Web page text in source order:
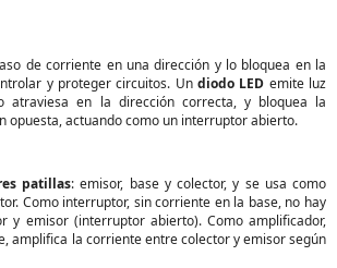
de corriente en una dirección y lo bloquea en la
y proteger circuitos. Un diodo LED emite luz
atraviesa en la dirección correcta, y bloquea la
opuesta, actuando como un interruptor abierto.
patillas: emisor, base y colector, y se usa como
Como interruptor, sin corriente en la base, no hay
y emisor (interruptor abierto). Como amplificador,
amplifica la corriente entre colector y emisor según